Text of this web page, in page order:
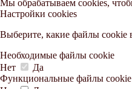
Мы обрабатываем cookies,
Настройки cookies
Выберите, какие файлы cookie
Необходимые файлы cookie
Нет
Да
Функциональные файлы cookie